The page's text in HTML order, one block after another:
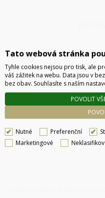
Tato webová stránka
Tyhle cookies nejsou pro tisk, ale
váš zážitek na webu. Data jsou v
bez obav. Souhlasíte s naším
POVOLIT
Nutné Preferenční
Marketingové